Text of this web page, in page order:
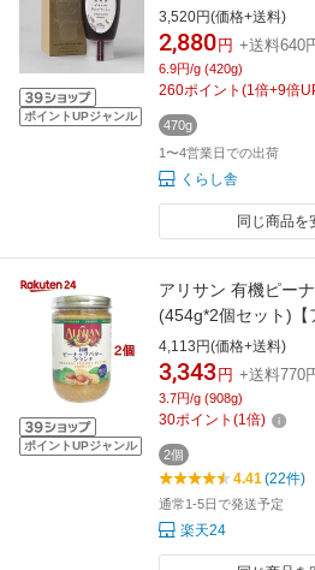
ポイントUPジャンル
アカシア チョコ カ
みつ アカシア 食べ
ツ デザート 甘い 健
加熱 便利
3,520円(価格+送料)
2,880 円 +送料640
6.9円/g (420g)
260ポイント (1倍+9倍
470g
1〜4営業日での出荷
くらし舎
同じ商品を
ポイントUPジャンル
アリサン 有機ピー
(454g*2個セット)【
4,113円(価格+送料)
3,343 円 +送料770
3.7円/g (908g)
30ポイント (1倍)
2個
4.41(22件)
通常1-5日で発送予定
楽天24